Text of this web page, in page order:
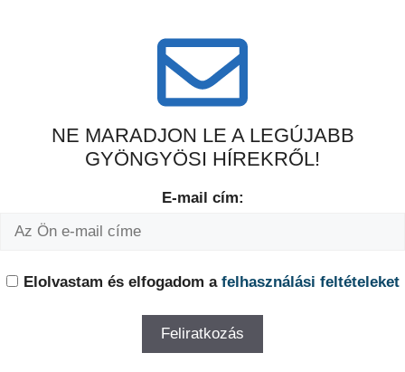
NE MARADJON LE A LEGÚJABB
GYÖNGYÖSI HÍREKRŐL!
E-mail cím:
Elolvastam és elfogadom a felhasználási feltételeket